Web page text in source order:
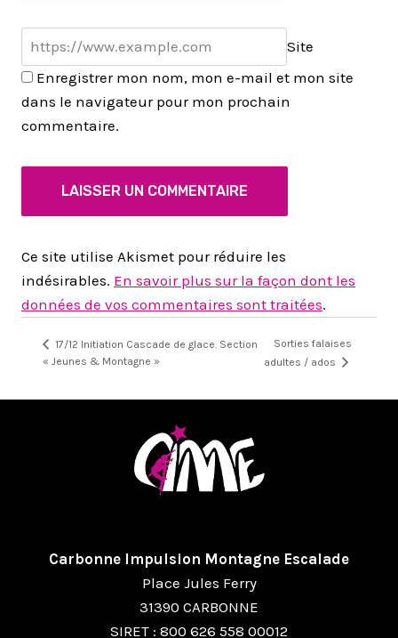
Site
Enregistrer mon nom, mon e-mail et mon site
dans le navigateur pour mon prochain
commentaire.
Ce site utilise Akismet pour réduire les
indésirables. En savoir plus sur la façon dont les
données de vos commentaires sont traitées.
17/12 Initiation Cascade de glace. Section
« Jeunes & Montagne »
Sorties falaises
adultes / ados
Carbonne Impulsion Montagne Escalade
Place Jules Ferry
31390 CARBONNE
SIRET : 800 626 558 00012